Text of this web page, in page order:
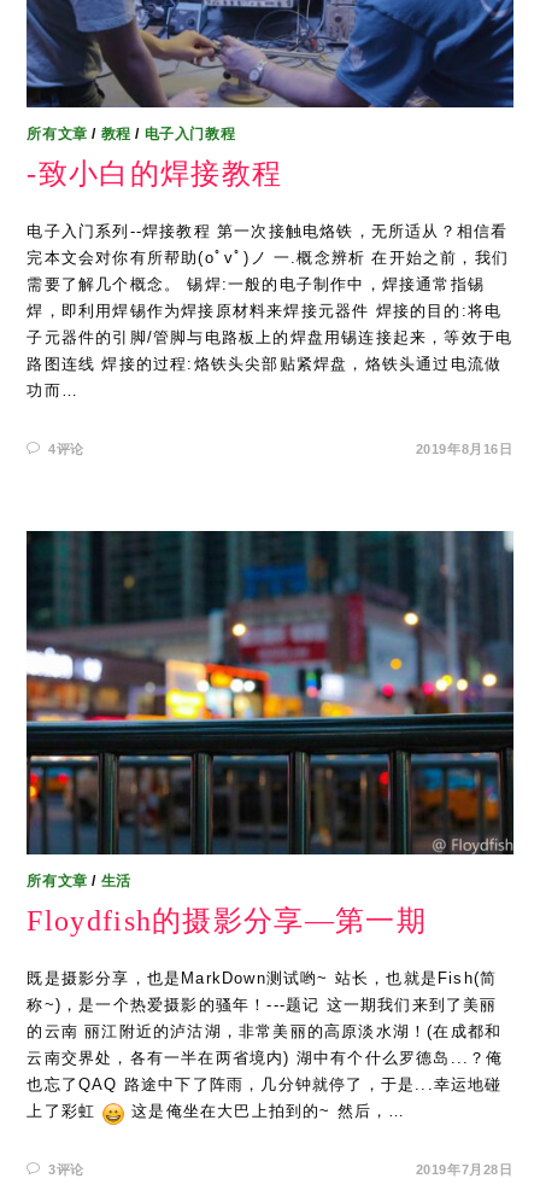
所有文章 / 教程 / 电子入门教程
-致小白的焊接教程
电子入门系列--焊接教程 第一次接触电烙铁，无所适从？相信看
完本文会对你有所帮助(oﾟvﾟ)ノ 一.概念辨析 在开始之前，我们
需要了解几个概念。 锡焊:一般的电子制作中，焊接通常指锡
焊，即利用焊锡作为焊接原材料来焊接元器件 焊接的目的:将电
子元器件的引脚/管脚与电路板上的焊盘用锡连接起来，等效于电
路图连线 焊接的过程:烙铁头尖部贴紧焊盘，烙铁头通过电流做
功而…
4评论 2019年8月16日
所有文章 / 生活
Floydfish的摄影分享—第一期
既是摄影分享，也是MarkDown测试哟~ 站长，也就是Fish(简
称~)，是一个热爱摄影的骚年！---题记 这一期我们来到了美丽
的云南 丽江附近的泸沽湖，非常美丽的高原淡水湖！(在成都和
云南交界处，各有一半在两省境内) 湖中有个什么罗德岛...？俺
也忘了QAQ 路途中下了阵雨，几分钟就停了，于是...幸运地碰
上了彩虹
这是俺坐在大巴上拍到的~ 然后，…
3评论 2019年7月28日